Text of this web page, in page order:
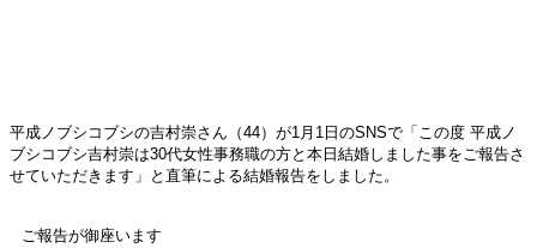
平成ノブシコブシの吉村崇さん（44）が1月1日のSNSで「この度 平成ノ
ブシコブシ吉村崇は30代女性事務職の方と本日結婚しました事をご報告さ
せていただきます」と直筆による結婚報告をしました。
ご報告が御座います